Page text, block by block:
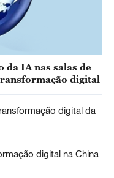
da IA nas salas de
digital
digital da
digital na China